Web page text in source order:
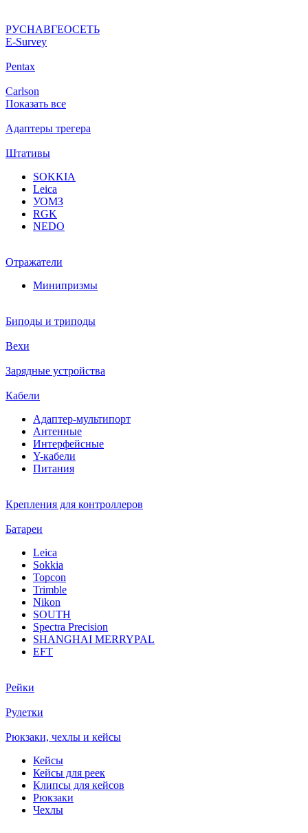
РУСНАВГЕОСЕТЬ
Е-Survey
Pentax
Carlson
Показать все
Адаптеры трегера
Штативы
SOKKIA
Leica
УОМЗ
RGK
NEDO
Отражатели
Минипризмы
Биподы и триподы
Вехи
Зарядные устройства
Кабели
Адаптер-мультипорт
Антенные
Интерфейсные
Y-кабели
Питания
Крепления для контроллеров
Батареи
Leica
Sokkia
Topcon
Trimble
Nikon
SOUTH
Spectra Precision
SHANGHAI MERRYPAL
EFT
Рейки
Рулетки
Рюкзаки, чехлы и кейсы
Кейсы
Кейсы для реек
Клипсы для кейсов
Рюкзаки
Чехлы